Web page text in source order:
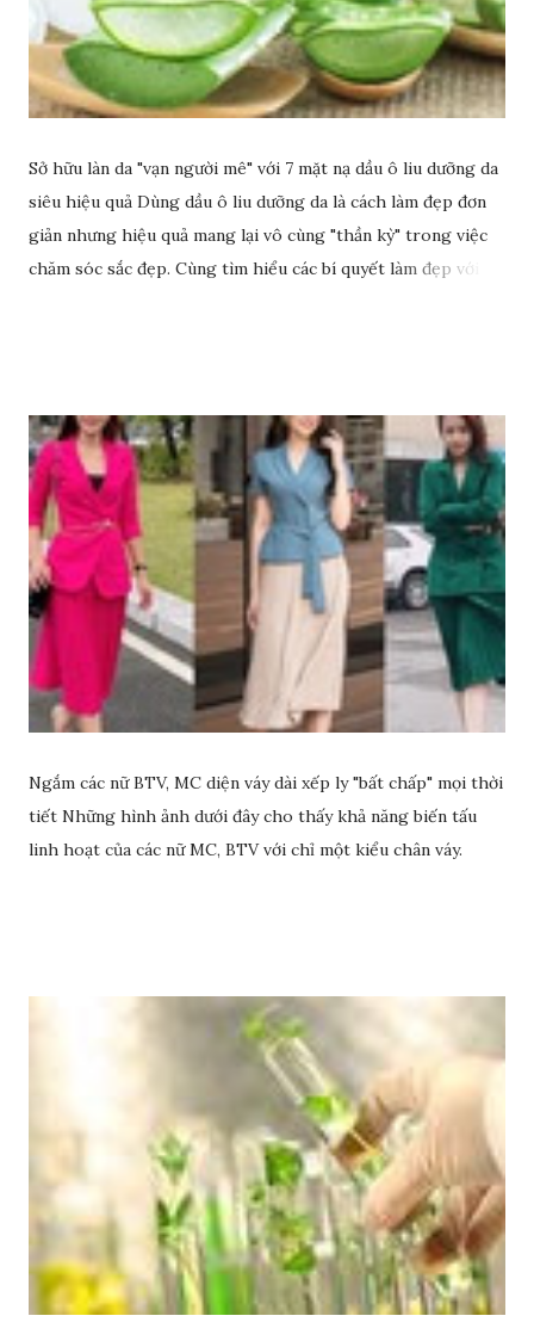
Sở hữu làn da "vạn người mê" với 7 mặt nạ dầu ô liu dưỡng da
siêu hiệu quả Dùng dầu ô liu dưỡng da là cách làm đẹp đơn
giản nhưng hiệu quả mang lại vô cùng "thần kỳ" trong việc
chăm sóc sắc đẹp. Cùng tìm hiểu các bí quyết làm đẹp với
Ngắm các nữ BTV, MC diện váy dài xếp ly "bất chấp" mọi thời
tiết Những hình ảnh dưới đây cho thấy khả năng biến tấu
linh hoạt của các nữ MC, BTV với chỉ một kiểu chân váy.